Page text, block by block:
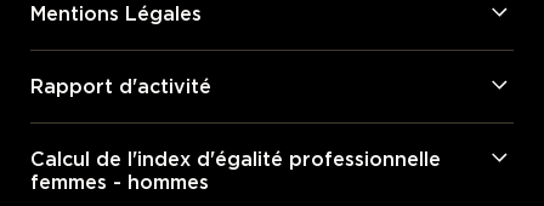
Mentions Légales
Rapport d'activité
Calcul de l'index d'égalité professionnelle
femmes - hommes